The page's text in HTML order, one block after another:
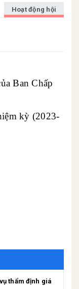
Hoạt động hội
Ban Chấp
kỳ (2023-
thẩm định giá